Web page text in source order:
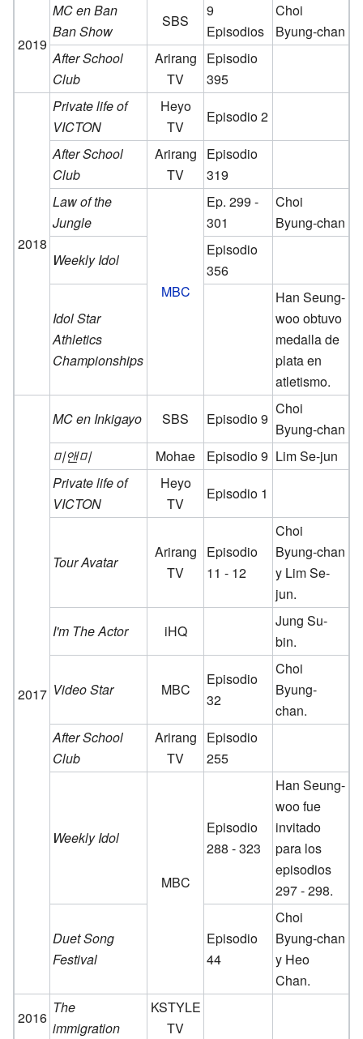
2019
MC en Ban
Ban Show
SBS
9
Episodios
Choi
Byung-chan
After School
Club
Arirang
TV
Episodio
395
2018
Private life of
VICTON
Heyo
TV
Episodio 2
After School
Club
Arirang
TV
Episodio
319
Law of the
Jungle
MBC
Ep. 299 -
301
Choi
Byung-chan
Weekly Idol
Episodio
356
Idol Star
Athletics
Championships
Han Seung-
woo obtuvo
medalla de
plata en
atletismo.
2017
MC en Inkigayo SBS Episodio 9
Choi
Byung-chan
미앤미
Mohae Episodio 9 Lim Se-jun
Private life of
VICTON
Heyo
TV
Episodio 1
Tour Avatar
Arirang
TV
Episodio
11 - 12
Choi
Byung-chan
y Lim Se-
jun.
I'm The Actor
iHQ
Jung Su-
bin.
Video Star MBC
Episodio
32
Choi
Byung-
chan.
After School
Club
Arirang
TV
Episodio
255
Weekly Idol
MBC
Episodio
288 - 323
Han Seung-
woo fue
invitado
para los
episodios
297 - 298.
Duet Song
Festival
Episodio
44
Choi
Byung-chan
y Heo
Chan.
2016
The
immigration
KSTYLE
TV